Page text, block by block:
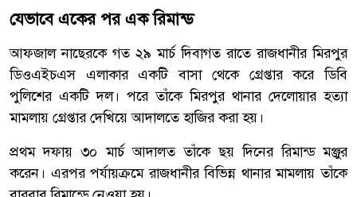
যেভাবে একের পর এক রিমান্ড
আফজাল নাছেরকে গত ২৯ মার্চ দিবাগত রাতে রাজধানীর মিরপুর
ডিওএইচএস এলাকার একটি বাসা থেকে গ্রেপ্তার করে ডিবি
পুলিশের একটি দল। পরে তাঁকে মিরপুর থানার দেলোয়ার হত্যা
মামলায় গ্রেপ্তার দেখিয়ে আদালতে হাজির করা হয়।
প্রথম দফায় ৩০ মার্চ আদালত তাঁকে ছয় দিনের রিমান্ড মঞ্জুর
করেন। এরপর পর্যায়ক্রমে রাজধানীর বিভিন্ন থানার মামলায় তাঁকে